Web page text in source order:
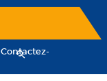
Contactez-